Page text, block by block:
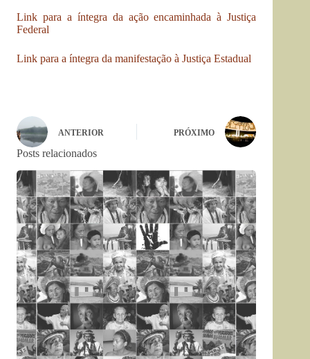
Link para a íntegra da ação encaminhada à Justiça
Federal
Link para a íntegra da manifestação à Justiça Estadual
ANTERIOR PRÓXIMO
Posts relacionados